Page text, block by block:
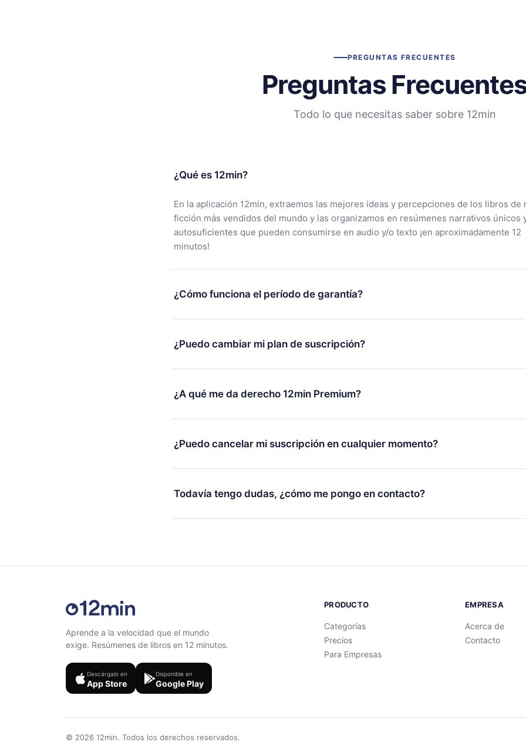
PREGUNTAS FRECUENTES
Preguntas
Todo lo que necesitas saber sobre 12min
¿Qué es 12min?
En la aplicación 12min, extraemos las mejores ideas y percepciones de los libros de
ficción más vendidos del mundo y las organizamos en resúmenes narrativos únicos
autosuficientes que pueden consumirse en audio y/o texto ¡en aproximadamente 12
minutos!
¿Cómo funciona el período de garantía?
Puedes descargar nuestra aplicación y comenzar a disfrutar de nuestra biblioteca.
alguna razón no estás satisfecho con nuestra plataforma, simplemente contacta a
nuestro equipo de soporte ( contacto@12min.com
¿Puedo cambiar mi plan de suscripción?
Sí, pero el cambio solo se aplicará a partir del próximo período de facturación. Por
ejemplo, si decides cambiar tu suscripción mensual a anual, después de confirmar el
cambio al plan anual, el nuevo plan solo se aplicará y cobrará después del aniversario
¿A qué me da derecho 12min Premium?
12min Premium es un plan que te garantiza acceso a toda nuestra biblioteca de más
2500 títulos disponibles en 3 idiomas (inglés, español y portugués) que puedes leer o
escuchar en cualquier momento a través de nuestra aplicación disponible para iOS,
al final de cada microlibro.
¿Puedo cancelar mi suscripción en cualquier momento?
Sí, si decides no renovar tu suscripción a 12min, puedes cancelar en cualquier
y el próximo ciclo de facturación no ocurrirá.
Todavía tengo dudas, ¿cómo me pongo en contacto?
Siéntete libre de contactarnos ensupport@12min.com.
Aprende a la velocidad que el mundo
exige. Resúmenes de libros en 12 minutos.
Descárgalo en
App Store
Disponible en
Google Play
PRODUCTO
Categorías
Precios
Para Empresas
EMPRESA
Acerca de
Contacto
© 2026 12min. Todos los derechos reservados.